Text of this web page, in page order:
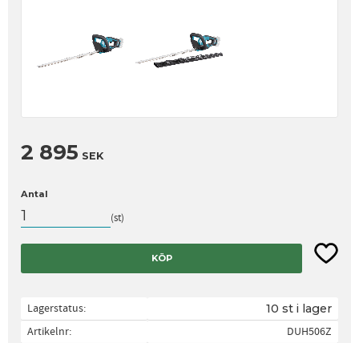
2 895 SEK
Antal
st
KÖP Lägg
Lagerstatus 10 st i lager
Artikelnr
DUH506Z